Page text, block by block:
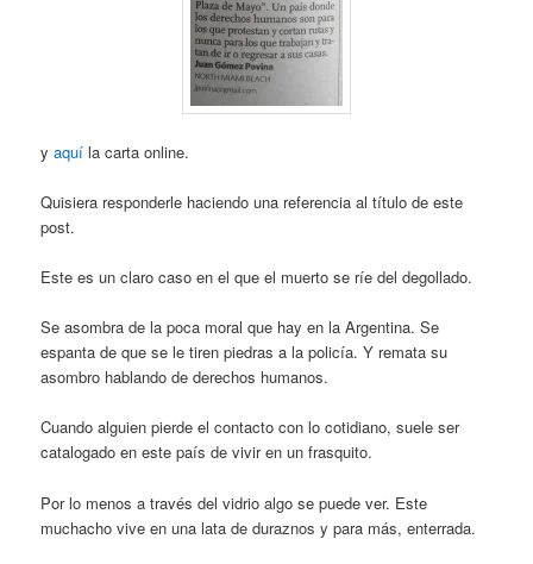
yaquí la carta online.
Quisiera responderle haciendo una referencia al título de este
post.
Este es un claro caso en el que el muerto se ríe del degollado.
Se asombra de la poca moral que hay en la Argentina. Se
espanta de que se le tiren piedras a la policía. Y remata su
asombro hablando de derechos humanos.
Cuando alguien pierde el contacto con lo cotidiano, suele ser
catalogado en este país de vivir en un frasquito.
Por lo menos a través del vidrio algo se puede ver. Este
muchacho vive en una lata de duraznos y para más, enterrada.